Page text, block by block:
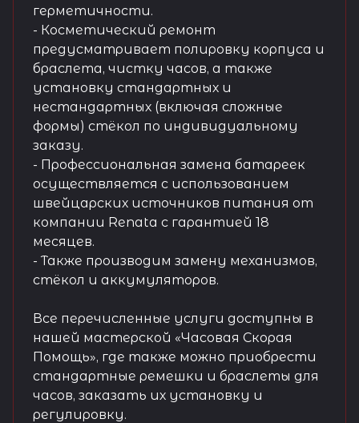
герметичности.
- Косметический ремонт
предусматривает полировку корпуса и
браслета, чистку часов, а также
установку стандартных и
нестандартных (включая сложные
формы) стёкол по индивидуальному
заказу.
- Профессиональная замена батареек
осуществляется с использованием
швейцарских источников питания от
компании Renata с гарантией 18
месяцев.
- Также производим замену механизмов,
стёкол и аккумуляторов.
Все перечисленные услуги доступны в
нашей мастерской «Часовая Скорая
Помощь», где также можно приобрести
стандартные ремешки и браслеты для
часов, заказать их установку и
регулировку.